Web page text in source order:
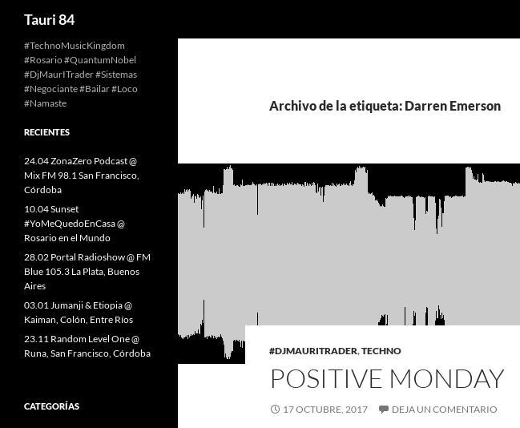
Saltar
contenido
Tauri 84
Archivo de la etiqueta: Darren Emerson
#DJMAURITRADER,TECHNO
POSITIVE MONDAY
17 OCTUBRE, 2017 DEJA UN COMENTARIO
#TechnoMusicKingdom
#Rosario #QuantumNobel
#DjMaurITrader #Sistemas
#Negociante #Bailar #Loco
#Namaste
RECIENTES
24.04 ZonaZero Podcast @
Mix FM 98.1 San Francisco,
Córdoba
10.04 Sunset
#YoMeQuedoEnCasa @
Rosario en el Mundo
28.02 Portal Radioshow @ FM
Blue 105.3 La Plata, Buenos
Aires
03.01 Jumanji & Etiopia @
Kaiman, Colón, Entre Ríos
23.11 Random Level One @
Runa, San Francisco, Córdoba
CATEGORÍAS